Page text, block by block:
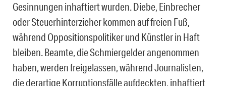
Gesinnungen inhaftiert wurden. Diebe, Einbrecher
oder Steuerhinterzieher kommen auf freien Fuß,
während Oppositionspolitiker und Künstler in Haft
bleiben. Beamte, die Schmiergelder angenommen
haben, werden freigelassen, während Journalisten,
die derartige Korruptionsfälle aufdeckten, inhaftiert